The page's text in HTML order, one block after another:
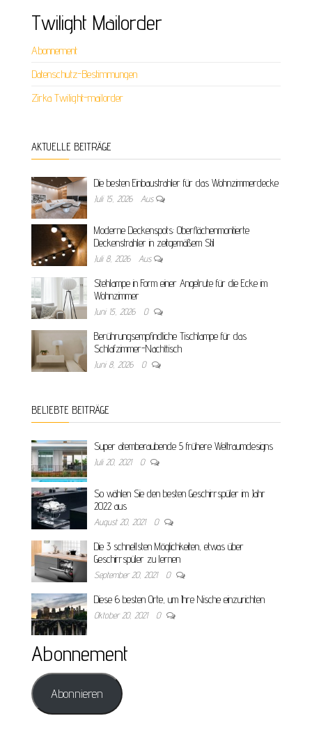
Twilight Mailorder
Abonnement
Datenschutz-Bestimmungen
Zirka Twilight-mailorder
AKTUELLE BEITRÄGE
Die besten Einbaustrahler für das Wohnzimmerdecke
Juli 15, 2026 Aus
Moderne Deckenspots: Oberflächenmontierte
Deckenstrahler in zeitgemäßem Stil
Juli 8, 2026 Aus
Stehlampe in Form einer Angelrute für die Ecke im
Wohnzimmer
Juni 15, 2026 0
Berührungsempfindliche Tischlampe für das
Schlafzimmer-Nachttisch
Juni 8, 2026 0
BELIEBTE BEITRÄGE
Super atemberaubende 5 frühere Weltraumdesigns
Juli 20, 2021 0
So wählen Sie den besten Geschirrspüler im Jahr
2022 aus
August 20, 2021 0
Die 3 schnellsten Möglichkeiten, etwas über
Geschirrspüler zu lernen
September 20, 2021 0
Diese 6 besten Orte, um Ihre Nische einzurichten
Oktober 20, 2021 0
Abonnement
Abonnieren